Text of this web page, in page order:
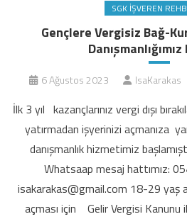
SGK İŞVEREN
Gençlere Vergisiz Bağ-
6 Ağustos 2023 IsaKarakas
İlk 3 yıl kazançlarınız vergi dışı
yatırmadan işyerinizi açmanıza
danışmanlık hizmetimiz
Whatsaap mesaj hattımız:
isakarakas@gmail.com 18-29 yaş
açması için Gelir Vergisi Kanunu